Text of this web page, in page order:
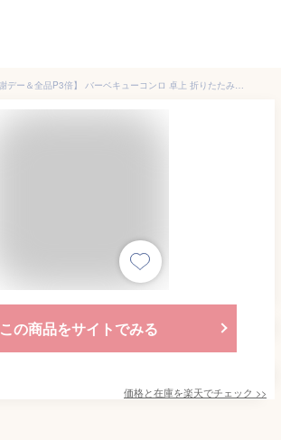
【18日限定!感謝デー＆全品P3倍】 バーベキューコンロ 卓上 折りたたみ 《購入特典付》 《ワンタッチ組立》 小型 軽量 キャンプ用品 バーベキューグリル 薄型収納 ポータブルコンロ コンパクト アウトドア バーベキュー ☆ プレゼント ギフト 父の日 熱中症対策 夏 梅雨
この商品をサイトでみる
価格と在庫を楽天でチェック >>